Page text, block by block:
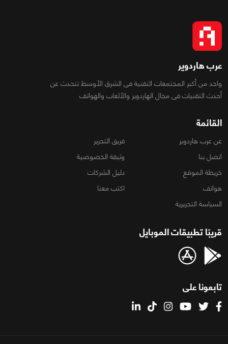
عرب هاردوير
واحد من أكبر المجتمعات التقنية فى الشرق الأوسط تتحدث عن
أحدث التقنيات فى مجال الهاردوير والألعاب والهواتف
القائمة
عن عرب هاردوير
فريق التحرير
اتصل بنا
وثيقة الخصوصية
خريطة الموقع
دليل الشركات
هواتف
اكتب معنا
السياسة التحريرية
قريبًا تطبيقات الموبايل
تابعونا على